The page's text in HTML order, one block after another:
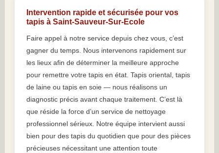
Intervention rapide et sécurisée pour vos
tapis à Saint-Sauveur-Sur-Ecole
Faire appel à notre service depuis chez vous, c’est
gagner du temps. Nous intervenons rapidement sur
les lieux afin de déterminer la meilleure approche
pour remettre votre tapis en état. Tapis oriental, tapis
de laine ou tapis en soie — nous réalisons un
diagnostic précis avant chaque traitement. C’est là
que réside la force d’un service de nettoyage
professionnel sérieux. Notre équipe intervient aussi
bien pour des tapis du quotidien que pour des pièces
précieuses nécessitant une attention toute